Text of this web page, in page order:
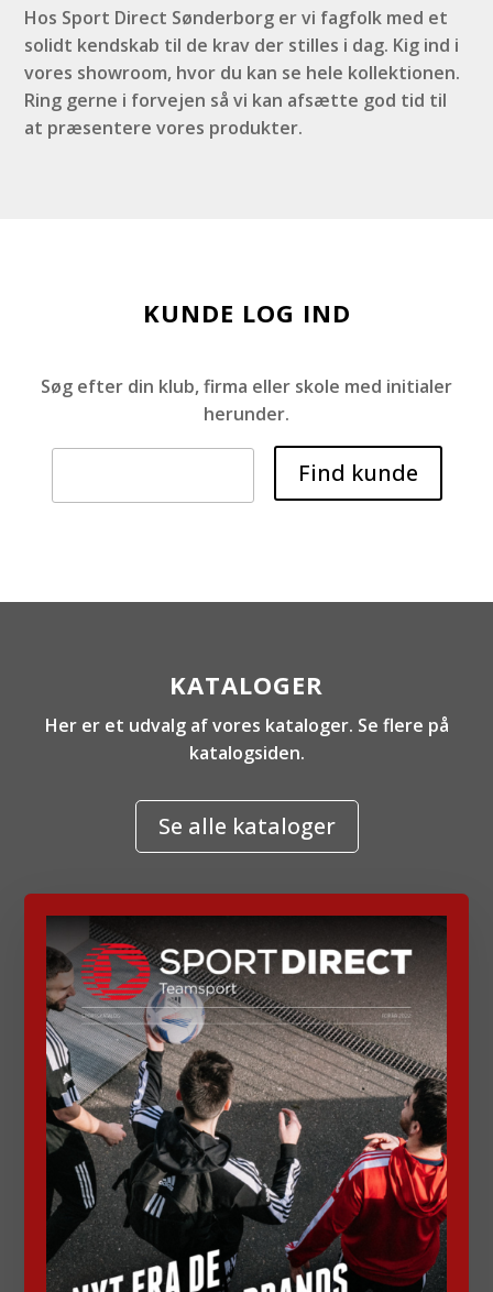
Hos Sport Direct Sønderborg er vi fagfolk med et
solidt kendskab til de krav der stilles i dag. Kig ind i
vores showroom, hvor du kan se hele kollektionen.
Ring gerne i forvejen så vi kan afsætte god tid til
at præsentere vores produkter.
KUNDE LOG IND
Søg efter din klub, firma eller skole med initialer
herunder.
KATALOGER
Her er et udvalg af vores kataloger. Se flere på
katalogsiden.
Se alle kataloger